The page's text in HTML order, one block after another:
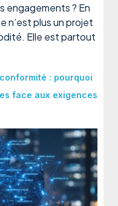
engagements ? En
n’est plus un projet
Elle est partout
: pourquoi
face aux exigences